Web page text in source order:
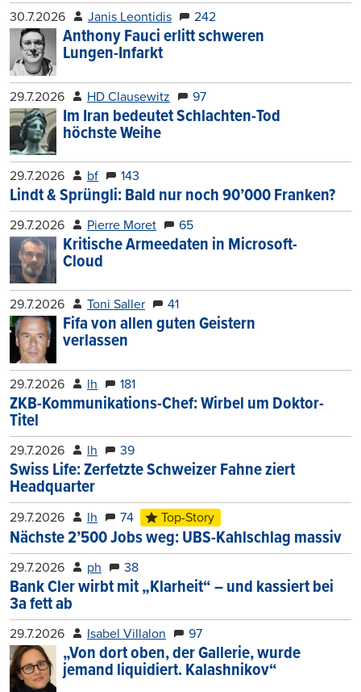
30.7.2026 Janis Leontidis 242
Anthony Fauci erlitt schweren
Lungen-Infarkt
29.7.2026 HD Clausewitz 97
Im Iran bedeutet Schlachten-Tod
höchste Weihe
29.7.2026 bf 143
Lindt & Sprüngli: Bald nur noch 90’000 Franken?
29.7.2026 Pierre Moret 65
Kritische Armeedaten in Microsoft-
Cloud
29.7.2026 Toni Saller 41
Fifa von allen guten Geistern
verlassen
29.7.2026 lh 181
ZKB-Kommunikations-Chef: Wirbel um Doktor-
Titel
29.7.2026 lh 39
Swiss Life: Zerfetzte Schweizer Fahne ziert
Headquarter
29.7.2026 lh 74 Top-Story
Nächste 2’500 Jobs weg: UBS-Kahlschlag massiv
29.7.2026 ph 38
Bank Cler wirbt mit „Klarheit“ – und kassiert bei
3a fett ab
29.7.2026 Isabel Villalon 97
„Von dort oben, der Gallerie, wurde
jemand liquidiert. Kalashnikov“